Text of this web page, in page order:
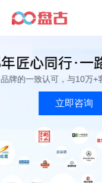
23年匠
众多品牌的一